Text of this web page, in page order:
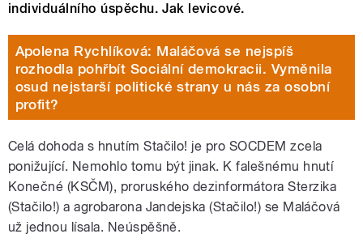
individuálního úspěchu. Jak levicové.
Apolena Rychlíková: Maláčová se nejspíš
rozhodla pohřbít Sociální demokracii. Vyměnila
osud nejstarší politické strany u nás za osobní
profit?
Celá dohoda s hnutím Stačilo! je pro SOCDEM zcela
ponižující. Nemohlo tomu být jinak. K falešnému hnutí
Konečné (KSČM), proruského dezinformátora Sterzika
(Stačilo!) a agrobarona Jandejska (Stačilo!) se Maláčová
už jednou lísala. Neúspěšně.